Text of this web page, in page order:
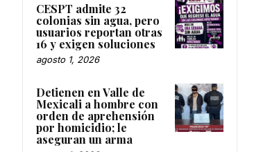
CESPT admite 32
colonias sin agua, pero
usuarios reportan otras
16 y exigen soluciones
agosto 1, 2026
Detienen en Valle de
Mexicali a hombre con
orden de aprehensión
por homicidio; le
aseguran un arma